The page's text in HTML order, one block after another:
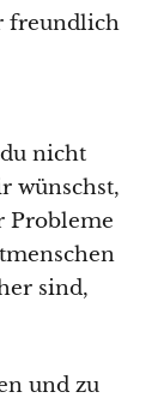
freundlich
nicht
wünschst,
Probleme
sind,
und zu